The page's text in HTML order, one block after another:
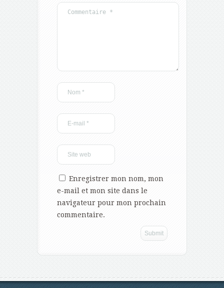
Enregistrer mon nom, mon
e-mail et mon site dans le
navigateur pour mon prochain
commentaire.